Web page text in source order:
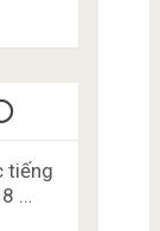
tiếng
…